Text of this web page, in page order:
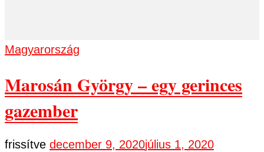
Magyarország
Marosán György – egy gerinces
gazember
frissítve december 9, 2020július 1, 2020